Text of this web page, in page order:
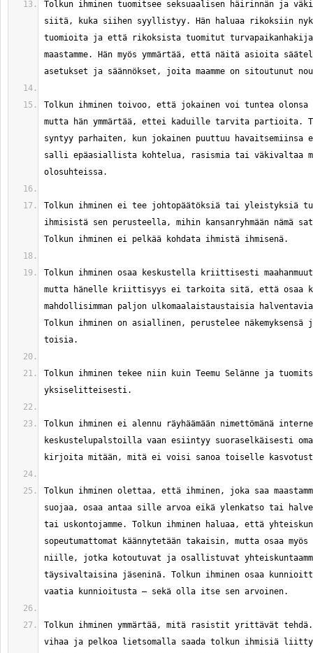
Tolkun ihminen tuomitsee seksuaalisen häirinnän ja
siitä, kuka siihen syyllistyy. Hän haluaa rikoksiin
tuomioita ja että rikoksista tuomitut
maastamme. Hän myös ymmärtää, että näitä asioita
Tolkun ihminen toivoo, että jokainen voi tuntea
mutta hän ymmärtää, ettei kaduille tarvita partioita.
syntyy parhaiten, kun jokainen puuttuu havaitsemiinsa
salli epäasiallista kohtelua, rasismia tai väkivaltaa
Tolkun ihminen ei tee johtopäätöksiä tai yleistyksiä
ihmisistä sen perusteella, mihin kansanryhmään nämä
Tolkun ihminen osaa keskustella kriittisesti
mutta hänelle kriittisyys ei tarkoita sitä, että osaa
mahdollisimman paljon ulkomaalaistaustaisia
Tolkun ihminen on asiallinen, perustelee
Tolkun ihminen tekee niin kuin Teemu Selänne ja
Tolkun ihminen ei alennu räyhäämään nimettömänä
keskustelupalstoilla vaan esiintyy suoraselkäisesti
Tolkun ihminen olettaa, että ihminen, joka saa
suojaa, osaa antaa sille arvoa eikä ylenkatso tai
tai uskontojamme. Tolkun ihminen haluaa, että
sopeutumattomat käännytetään takaisin, mutta osaa myös
niille, jotka kotoutuvat ja osallistuvat
täysivaltaisina jäseninä. Tolkun ihminen osaa
Tolkun ihminen ymmärtää, mitä rasistit yrittävät
vihaa ja pelkoa lietsomalla saada tolkun ihmisiä